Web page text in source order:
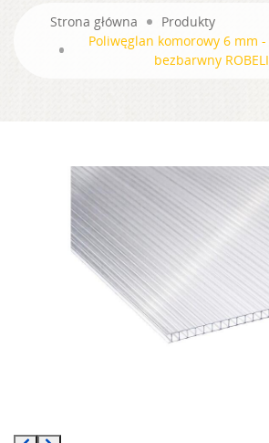
Strona główna
Produkty
Poliwęglan komorowy 6 mm -
bezbarwny